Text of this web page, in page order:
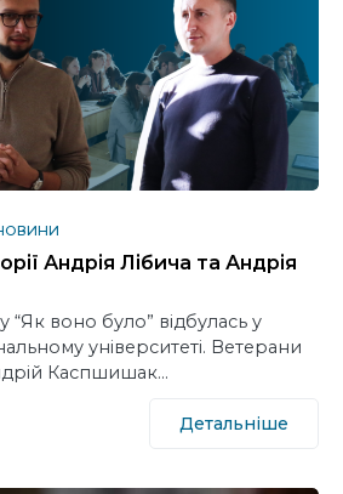
Андрія Лібича та Андрія
“Як воно було” відбулась у
університеті. Ветерани
Каспшишак…
Детальніше